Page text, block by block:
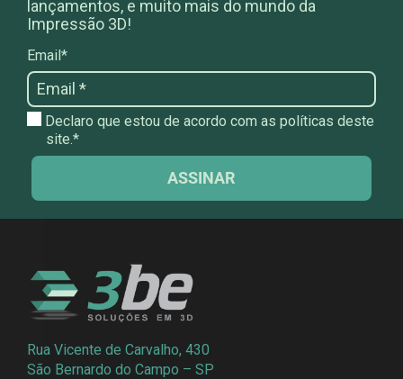
lançamentos, e muito mais do mundo da
Impressão 3D!
Email*
Declaro que estou de acordo com as políticas deste
site.*
ASSINAR
Rua Vicente de Carvalho, 430
São Bernardo do Campo – SP